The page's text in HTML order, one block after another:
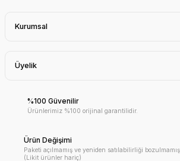
Kurumsal
Üyelik
%100 Güvenilir
Ürünlerimiz %100 orijinal garantilidir.
Ürün Değişimi
Paketi açılmamış ve yeniden satılabilirliği
(Likit ürünler hariç)